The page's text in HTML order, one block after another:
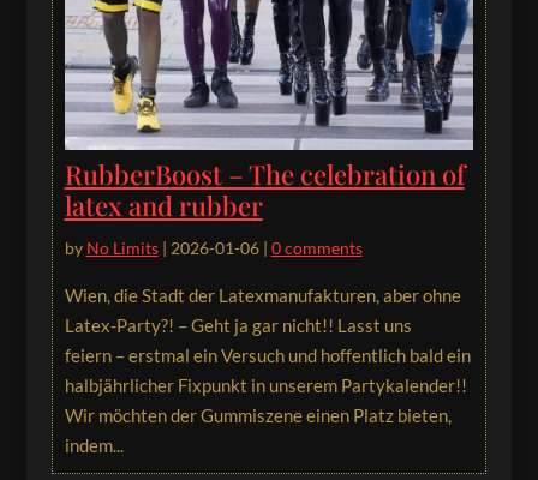
RubberBoost – The celebration of
latex and rubber
by No Limits| 2026-01-06| 0 comments
Wien, die Stadt der Latexmanufakturen, aber ohne
Latex-Party?! – Geht ja gar nicht!! Lasst uns
feiern – erstmal ein Versuch und hoffentlich bald ein
halbjährlicher Fixpunkt in unserem Partykalender!!
Wir möchten der Gummiszene einen Platz bieten,
indem...